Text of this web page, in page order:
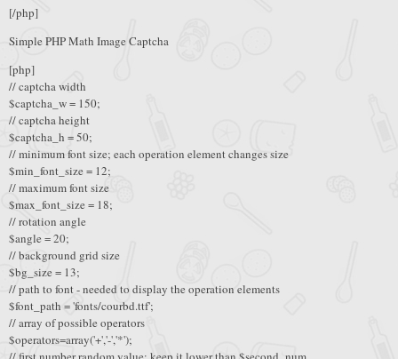
[/php]
Simple PHP Math Image Captcha
[php]
// captcha width
$captcha_w = 150;
// captcha height
$captcha_h = 50;
// minimum font size; each operation element changes size
$min_font_size = 12;
// maximum font size
$max_font_size = 18;
// rotation angle
$angle = 20;
// background grid size
$bg_size = 13;
// path to font - needed to display the operation elements
$font_path = 'fonts/courbd.ttf';
// array of possible operators
$operators=array('+','-','*');